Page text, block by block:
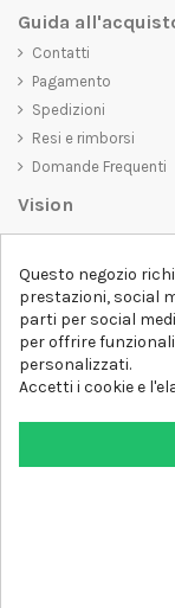
Guida
Contatti
Pagamento
Spedizioni
Resi e rimborsi
Domande Frequenti
Vision
belli da vedere, ma
Che siate alla ricerca
comoda e
qualcosa per tutti.
Follow us
Questo negozio
prestazioni, social
parti per social
per offrire
personalizzati.
Accetti i cookie e